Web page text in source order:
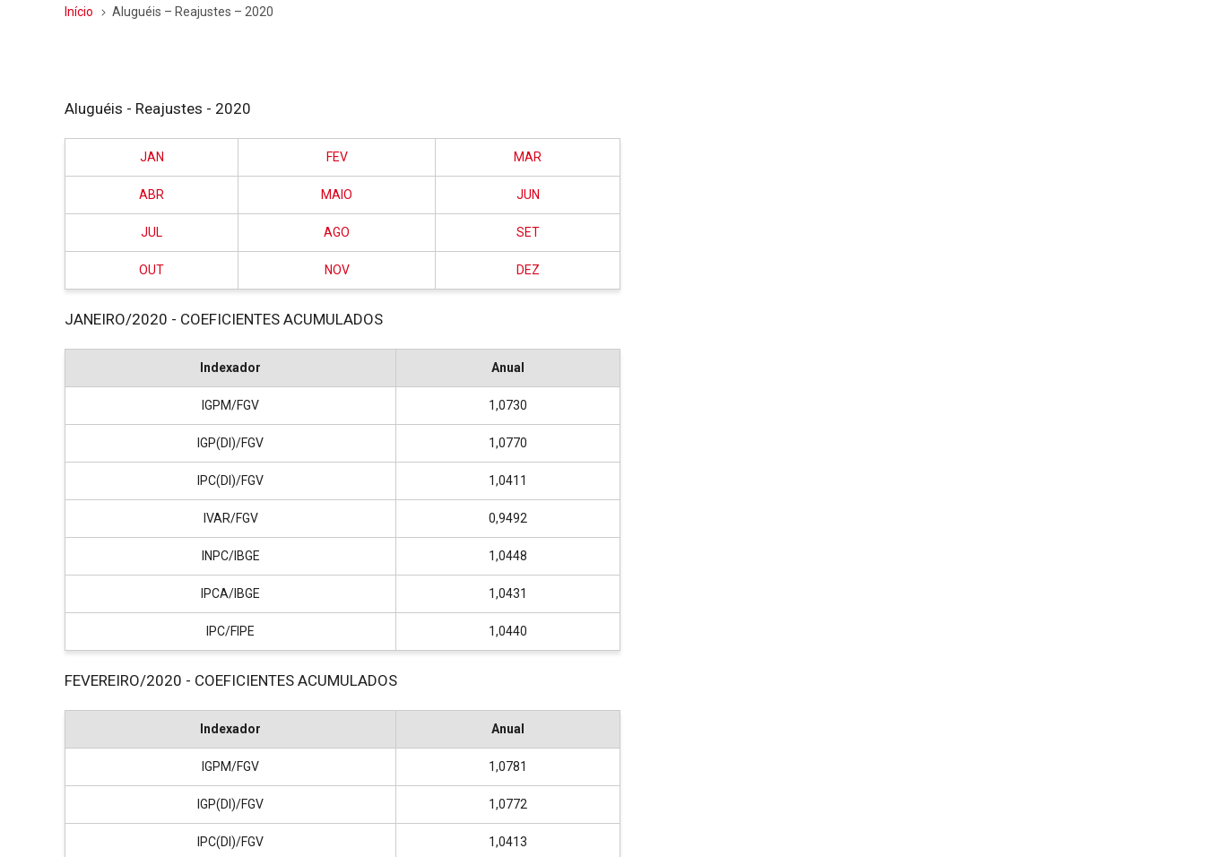
Início Aluguéis – Reajustes – 2020
Aluguéis - Reajustes - 2020
JAN FEV MAR
ABR MAIO JUN
JUL AGO SET
OUT NOV DEZ
JANEIRO/2020 - COEFICIENTES ACUMULADOS
Indexador Anual
IGPM/FGV 1,0730
IGP(DI)/FGV 1,0770
IPC(DI)/FGV 1,0411
IVAR/FGV 0,9492
INPC/IBGE 1,0448
IPCA/IBGE 1,0431
IPC/FIPE 1,0440
FEVEREIRO/2020 - COEFICIENTES ACUMULADOS
Indexador Anual
IGPM/FGV 1,0781
IGP(DI)/FGV 1,0772
IPC(DI)/FGV 1,0413